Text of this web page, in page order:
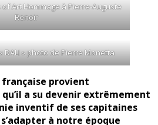
Art Hommage à Pierre-Auguste
Renoir
DALI » photo de Pierre Monetta
française provient
a su devenir extrêmement
inventif de ses capitaines
à notre époque